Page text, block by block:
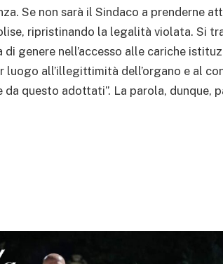
Se non sarà il Sindaco a prenderne
ripristinando la legalità violata. Si
genere nell’accesso alle cariche
luogo all’illegittimità dell’organo e al
questo adottati”. La parola, dunque,